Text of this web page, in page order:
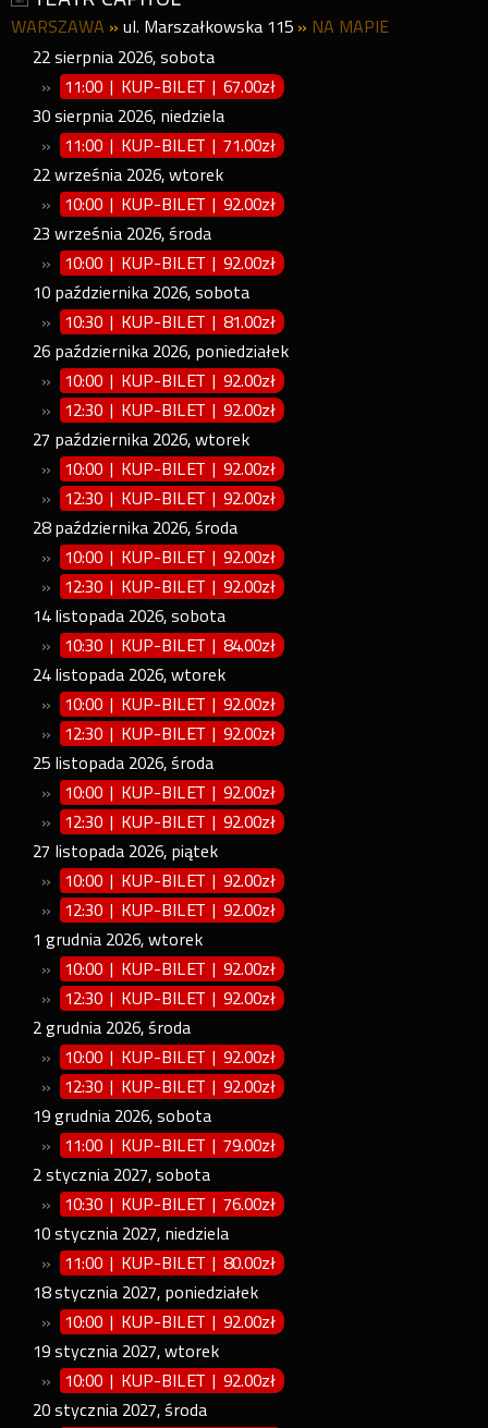
WARSZAWA » ul. Marszałkowska 115 » NA MAPIE
22 sierpnia 2026, sobota
»
11:00 | KUP-BILET | 67.00zł
30 sierpnia 2026, niedziela
»
11:00 | KUP-BILET | 71.00zł
22 września 2026, wtorek
»
10:00 | KUP-BILET | 92.00zł
23 września 2026, środa
»
10:00 | KUP-BILET | 92.00zł
10 października 2026, sobota
»
10:30 | KUP-BILET | 81.00zł
26 października 2026, poniedziałek
»
10:00 | KUP-BILET | 92.00zł
»
12:30 | KUP-BILET | 92.00zł
27 października 2026, wtorek
»
10:00 | KUP-BILET | 92.00zł
»
12:30 | KUP-BILET | 92.00zł
28 października 2026, środa
»
10:00 | KUP-BILET | 92.00zł
»
12:30 | KUP-BILET | 92.00zł
14 listopada 2026, sobota
»
10:30 | KUP-BILET | 84.00zł
24 listopada 2026, wtorek
»
10:00 | KUP-BILET | 92.00zł
»
12:30 | KUP-BILET | 92.00zł
25 listopada 2026, środa
»
10:00 | KUP-BILET | 92.00zł
»
12:30 | KUP-BILET | 92.00zł
27 listopada 2026, piątek
»
10:00 | KUP-BILET | 92.00zł
»
12:30 | KUP-BILET | 92.00zł
1 grudnia 2026, wtorek
»
10:00 | KUP-BILET | 92.00zł
»
12:30 | KUP-BILET | 92.00zł
2 grudnia 2026, środa
»
10:00 | KUP-BILET | 92.00zł
»
12:30 | KUP-BILET | 92.00zł
19 grudnia 2026, sobota
»
11:00 | KUP-BILET | 79.00zł
2 stycznia 2027, sobota
»
10:30 | KUP-BILET | 76.00zł
10 stycznia 2027, niedziela
»
11:00 | KUP-BILET | 80.00zł
18 stycznia 2027, poniedziałek
»
10:00 | KUP-BILET | 92.00zł
19 stycznia 2027, wtorek
»
10:00 | KUP-BILET | 92.00zł
20 stycznia 2027, środa